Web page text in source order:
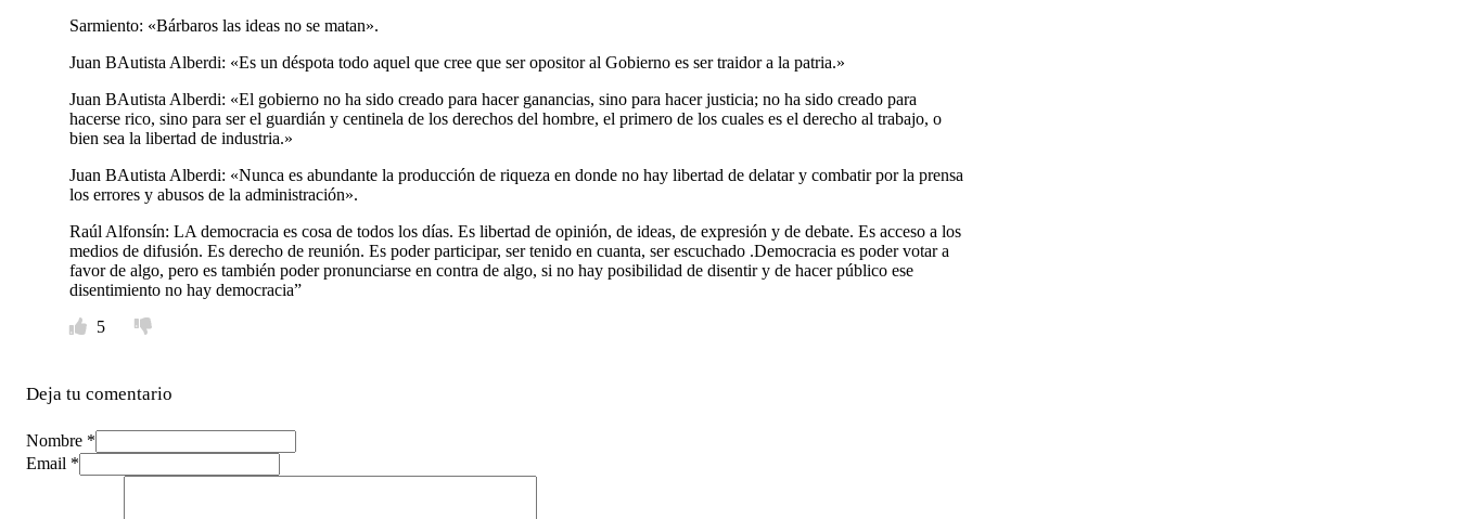
Sarmiento: «Bárbaros las ideas no se matan».
Juan BAutista Alberdi: «Es un déspota todo aquel que cree que ser opositor al Gobierno es ser traidor a la patria.»
Juan BAutista Alberdi: «El gobierno no ha sido creado para hacer ganancias, sino para hacer justicia; no ha sido creado para
hacerse rico, sino para ser el guardián y centinela de los derechos del hombre, el primero de los cuales es el derecho al trabajo, o
bien sea la libertad de industria.»
Juan BAutista Alberdi: «Nunca es abundante la producción de riqueza en donde no hay libertad de delatar y combatir por la prensa
los errores y abusos de la administración».
Raúl Alfonsín: LA democracia es cosa de todos los días. Es libertad de opinión, de ideas, de expresión y de debate. Es acceso a los
medios de difusión. Es derecho de reunión. Es poder participar, ser tenido en cuanta, ser escuchado .Democracia es poder votar a
favor de algo, pero es también poder pronunciarse en contra de algo, si no hay posibilidad de disentir y de hacer público ese
disentimiento no hay democracia”
5
Deja tu comentario
Nombre *
Email *